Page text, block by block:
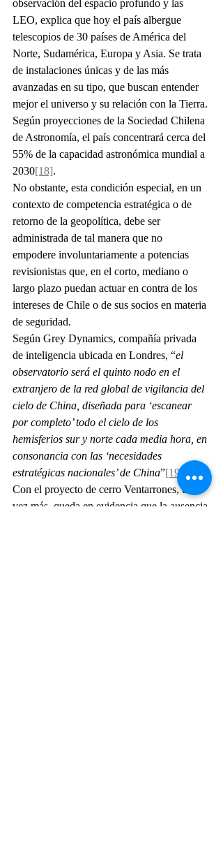
observación del espacio profundo y las
LEO, explica que hoy el país albergue
telescopios de 30 países de América del
Norte, Sudamérica, Europa y Asia. Se trata
de instalaciones únicas y de las más
avanzadas en su tipo, que buscan entender
mejor el universo y su relación con la Tierra.
Según proyecciones de la Sociedad Chilena
de Astronomía, el país concentrará cerca del
55% de la capacidad astronómica mundial a
2030[18].
No obstante, esta condición especial, en un
contexto de competencia estratégica o de
retorno de la geopolítica, debe ser
administrada de tal manera que no
empodere involuntariamente a potencias
revisionistas que, en el corto, mediano o
largo plazo puedan actuar en contra de los
intereses de Chile o de sus socios en materia
de seguridad.
Según Grey Dynamics, compañía privada
de inteligencia ubicada en Londres, “el
observatorio será el quinto nodo en el
extranjero de la red global de vigilancia del
cielo de China, diseñada para ‘escanear
por completo’ todo el cielo de los
hemisferios sur y norte cada media hora, en
consonancia con las ‘necesidades
estratégicas nacionales’ de China”[19]
Con el proyecto de cerro Ventarrones, una
vez más, queda en evidencia que la ausencia